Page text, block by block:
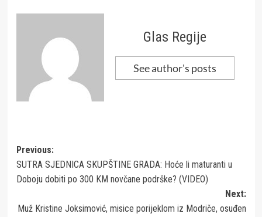
Glas Regije
See author's posts
Post
navigation
Previous:
SUTRA SJEDNICA SKUPŠTINE GRADA: Hoće li maturanti u
Doboju dobiti po 300 KM novčane podrške? (VIDEO)
Next:
Muž Kristine Joksimović, misice porijeklom iz Modriče, osuđen